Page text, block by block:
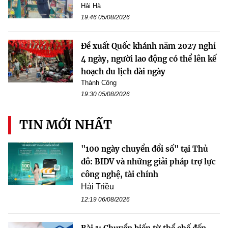
Hải Hà
19:46 05/08/2026
Đề xuất Quốc khánh năm 2027 nghỉ
4 ngày, người lao động có thể lên kế
hoạch du lịch dài ngày
Thành Công
19:30 05/08/2026
TIN MỚI NHẤT
"100 ngày chuyển đổi số" tại Thủ
đô: BIDV và những giải pháp trợ lực
công nghệ, tài chính
Hải Triều
12:19 06/08/2026